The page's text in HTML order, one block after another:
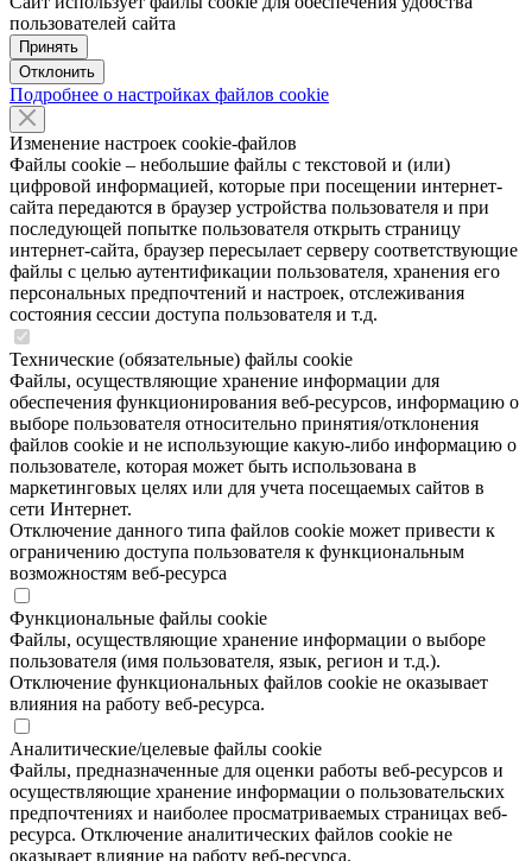
пользователей сайта
Принять
Отклонить
Подробнее о настройках файлов cookie
Изменение настроек cookie-файлов
Файлы cookie – небольшие файлы с текстовой и (или)
цифровой информацией, которые при посещении интернет-
сайта передаются в браузер устройства пользователя и при
последующей попытке пользователя открыть страницу
интернет-сайта, браузер пересылает серверу соответствующие
файлы с целью аутентификации пользователя, хранения его
персональных предпочтений и настроек, отслеживания
состояния сессии доступа пользователя и т.д.
Технические (обязательные) файлы cookie
Файлы, осуществляющие хранение информации для
обеспечения функционирования веб-ресурсов, информацию о
выборе пользователя относительно принятия/отклонения
файлов cookie и не использующие какую-либо информацию о
пользователе, которая может быть использована в
маркетинговых целях или для учета посещаемых сайтов в
сети Интернет.
Отключение данного типа файлов cookie может привести к
ограничению доступа пользователя к функциональным
возможностям веб-ресурса
Функциональные файлы cookie
Файлы, осуществляющие хранение информации о выборе
пользователя (имя пользователя, язык, регион и т.д.).
Отключение функциональных файлов cookie не оказывает
влияния на работу веб-ресурса.
Аналитические/целевые файлы cookie
Файлы, предназначенные для оценки работы веб-ресурсов и
осуществляющие хранение информации о пользовательских
предпочтениях и наиболее просматриваемых страницах веб-
ресурса. Отключение аналитических файлов cookie не
оказывает влияние на работу веб-ресурса.